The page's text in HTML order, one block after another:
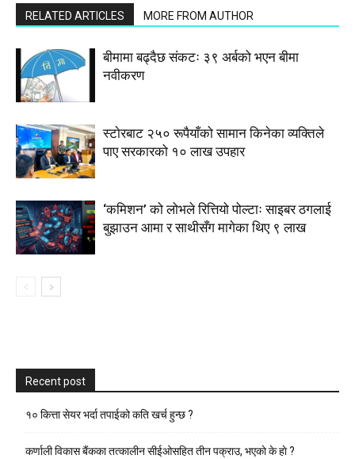
RELATED ARTICLES MORE FROM AUTHOR
बीमामा बढ्दैछ संकटः ३९ अर्बको भएन बीमा
नवीकरण
स्टाेरबाट २५० रूपैयाँको सामान किनेका व्यक्तिले
पाए सरकारको १० लाख उपहार
‘कमिशन’ को लोभले रित्तियो पोल्टाः साइबर ठगलाई
बुझाउन आमा र साथीसँग मागेका थिए ९ लाख
Recent post
१० कित्ता सेयर भर्दा तपाईको कति खर्च हुन्छ ?
कर्णाली विकास बैंकका तत्कालीन सीईओसहित तीन पक्राउ, भएकाे के हाे ?